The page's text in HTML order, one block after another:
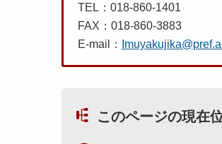
TEL：018-860-1401
FAX：018-860-3883
E-mail：
このページの現在